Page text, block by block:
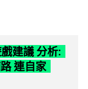
建議 分析:
連自家